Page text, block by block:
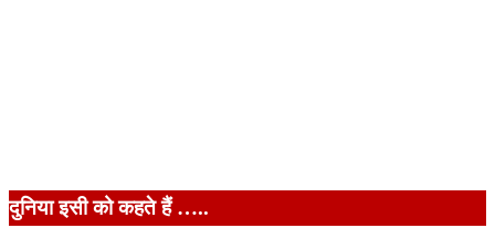
दुनिया इसी को कहते हैं …..